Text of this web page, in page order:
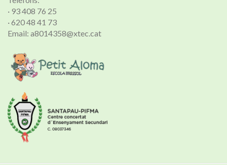
· 93 408 76 25
· 620 48 41 73
Email: a8014358@xtec.cat